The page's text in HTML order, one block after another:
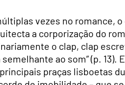
vezes no romance,
a corporização do
o clap, clap
ao som” (p. 13).
praças lisboetas